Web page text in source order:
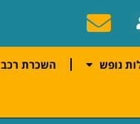
נופש השכרת רכב